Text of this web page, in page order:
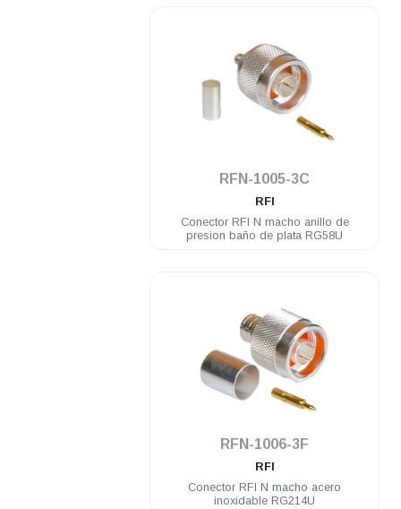
RFN-1005-3C
RFI
Conector RFI N macho anillo de
presion baño de plata RG58U
RFN-1006-3F
RFI
Conector RFI N macho acero
inoxidable RG214U